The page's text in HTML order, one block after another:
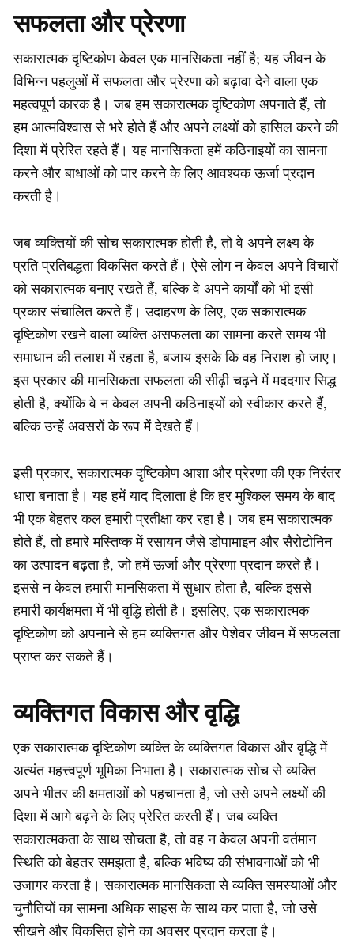
सफलता और प्रेरणा
सकारात्मक दृष्टिकोण केवल एक मानसिकता नहीं है; यह जीवन के
विभिन्न पहलुओं में सफलता और प्रेरणा को बढ़ावा देने वाला एक
महत्वपूर्ण कारक है। जब हम सकारात्मक दृष्टिकोण अपनाते हैं, तो
हम आत्मविश्वास से भरे होते हैं और अपने लक्ष्यों को हासिल करने की
दिशा में प्रेरित रहते हैं। यह मानसिकता हमें कठिनाइयों का सामना
करने और बाधाओं को पार करने के लिए आवश्यक ऊर्जा प्रदान
करती है।
जब व्यक्तियों की सोच सकारात्मक होती है, तो वे अपने लक्ष्य के
प्रति प्रतिबद्धता विकसित करते हैं। ऐसे लोग न केवल अपने विचारों
को सकारात्मक बनाए रखते हैं, बल्कि वे अपने कार्यों को भी इसी
प्रकार संचालित करते हैं। उदाहरण के लिए, एक सकारात्मक
दृष्टिकोण रखने वाला व्यक्ति असफलता का सामना करते समय भी
समाधान की तलाश में रहता है, बजाय इसके कि वह निराश हो जाए।
इस प्रकार की मानसिकता सफलता की सीढ़ी चढ़ने में मददगार सिद्ध
होती है, क्योंकि वे न केवल अपनी कठिनाइयों को स्वीकार करते हैं,
बल्कि उन्हें अवसरों के रूप में देखते हैं।
इसी प्रकार, सकारात्मक दृष्टिकोण आशा और प्रेरणा की एक निरंतर
धारा बनाता है। यह हमें याद दिलाता है कि हर मुश्किल समय के बाद
भी एक बेहतर कल हमारी प्रतीक्षा कर रहा है। जब हम सकारात्मक
होते हैं, तो हमारे मस्तिष्क में रसायन जैसे डोपामाइन और सैरोटोनिन
का उत्पादन बढ़ता है, जो हमें ऊर्जा और प्रेरणा प्रदान करते हैं।
इससे न केवल हमारी मानसिकता में सुधार होता है, बल्कि इससे
हमारी कार्यक्षमता में भी वृद्धि होती है। इसलिए, एक सकारात्मक
दृष्टिकोण को अपनाने से हम व्यक्तिगत और पेशेवर जीवन में सफलता
प्राप्त कर सकते हैं।
व्यक्तिगत विकास और वृद्धि
एक सकारात्मक दृष्टिकोण व्यक्ति के व्यक्तिगत विकास और वृद्धि में
अत्यंत महत्त्वपूर्ण भूमिका निभाता है। सकारात्मक सोच से व्यक्ति
अपने भीतर की क्षमताओं को पहचानता है, जो उसे अपने लक्ष्यों की
दिशा में आगे बढ़ने के लिए प्रेरित करती हैं। जब व्यक्ति
सकारात्मकता के साथ सोचता है, तो वह न केवल अपनी वर्तमान
स्थिति को बेहतर समझता है, बल्कि भविष्य की संभावनाओं को भी
उजागर करता है। सकारात्मक मानसिकता से व्यक्ति समस्याओं और
चुनौतियों का सामना अधिक साहस के साथ कर पाता है, जो उसे
सीखने और विकसित होने का अवसर प्रदान करता है।